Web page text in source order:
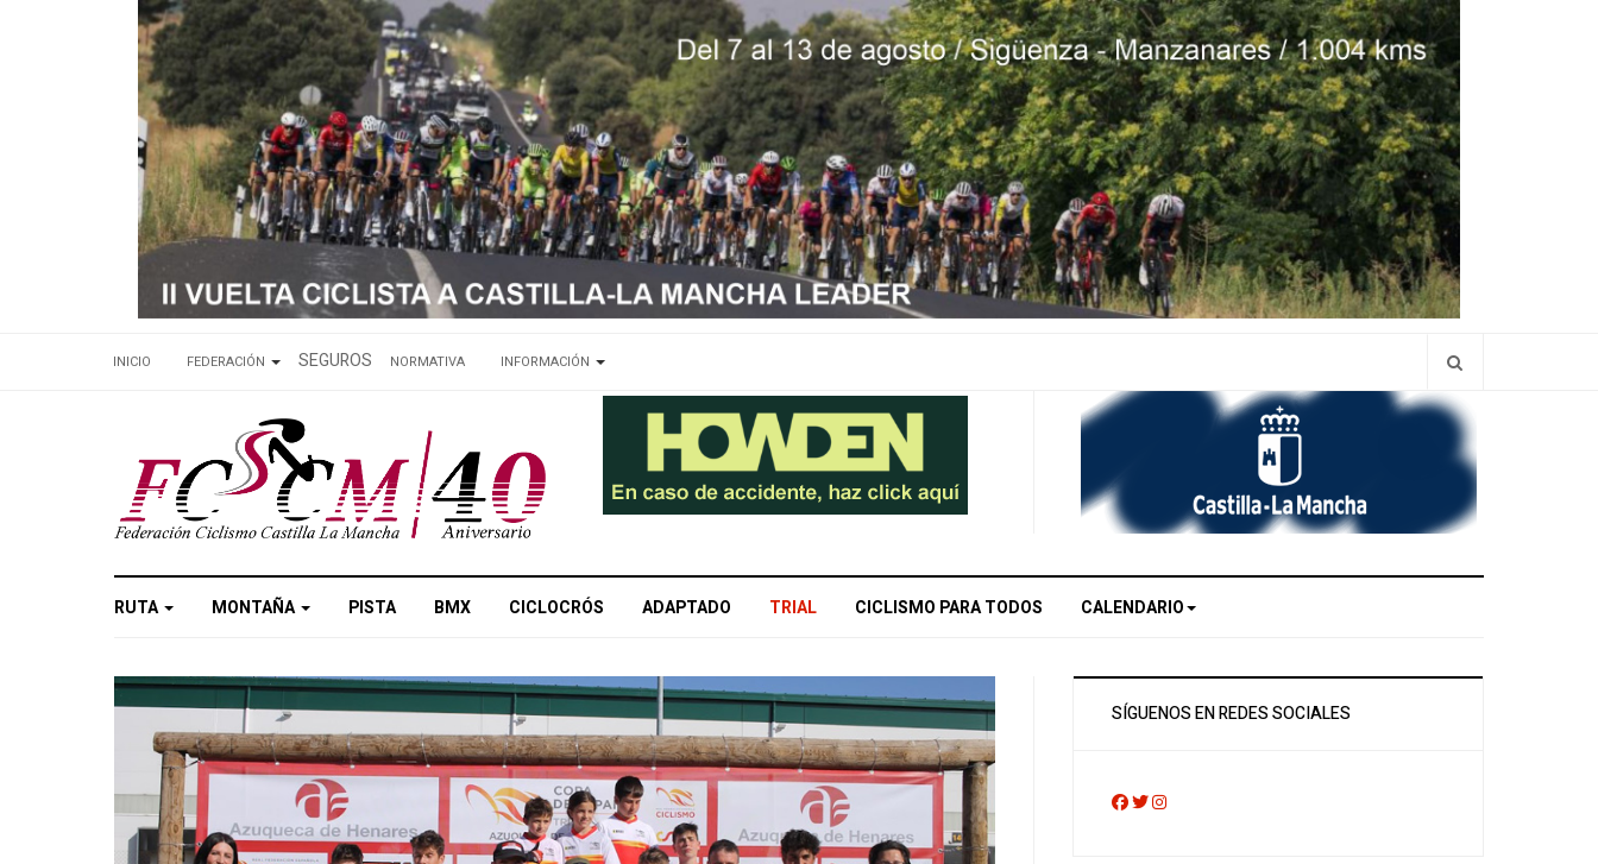
INICIO FEDERACIÓN SEGUROS NORMATIVA INFORMACIÓN
RUTA MONTAÑA PISTA BMX CICLOCRÓS ADAPTADO TRIAL CICLISMO PARA TODOS CALENDARIO
SÍGUENOS EN REDES SOCIALES